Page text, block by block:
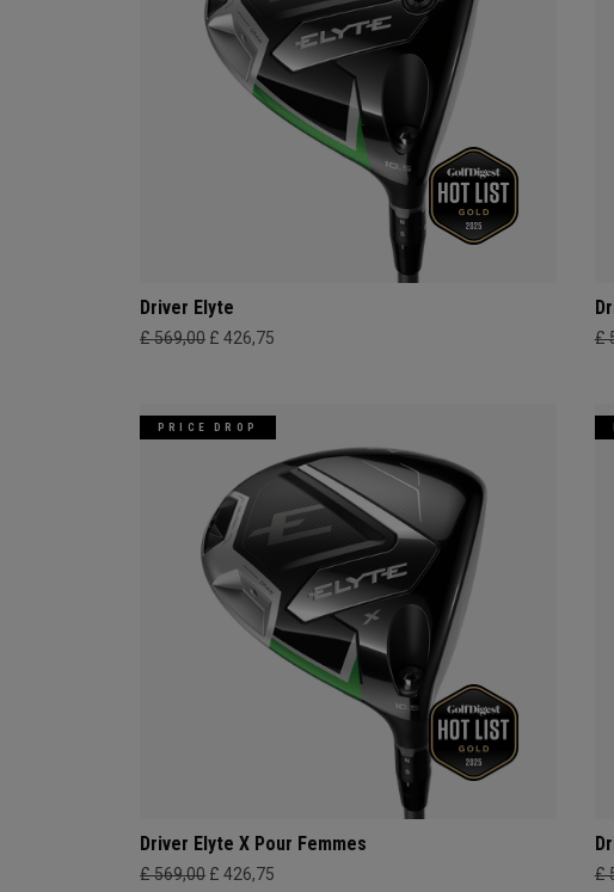
Driver Elyte
£ 569,00 £ 426,75 £
PRICE DROP
Driver Elyte X Pour Femmes
£ 569,00 £ 426,75 £